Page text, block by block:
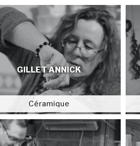
GILLET ANNICK
Céramique